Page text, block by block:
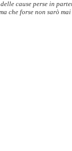
cause perse in
che forse non sarò